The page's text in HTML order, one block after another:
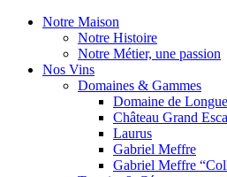
Notre Maison
Notre Histoire
Notre Métier, une passion
Nos Vins
Domaines & Gammes
Domaine de
Château Grand
Laurus
Gabriel Meffre
Gabriel Meffre